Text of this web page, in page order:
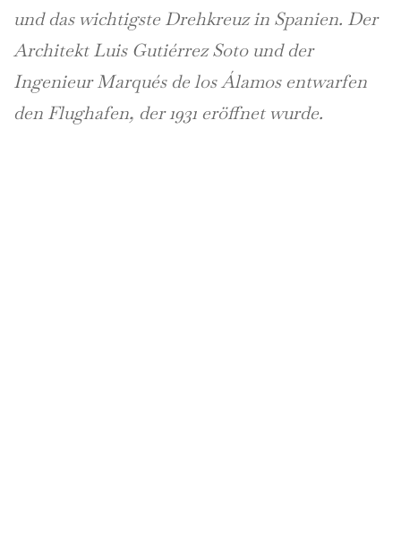
und das wichtigste Drehkreuz in Spanien. Der
Architekt Luis Gutiérrez Soto und der
Ingenieur Marqués de los Álamos entwarfen
den Flughafen, der 1931 eröffnet wurde.